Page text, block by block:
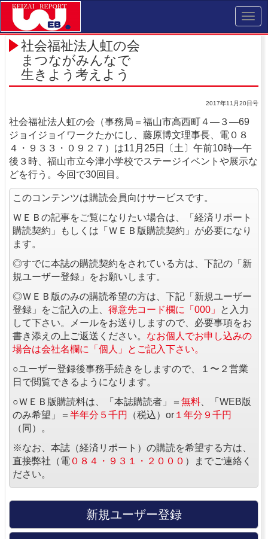
社会福祉法人虹の会
まつながみんなで
生きよう考えよう
2017年11月20日号
社会福祉法人虹の会（事務局＝福山市高西町４―３―69
ジョイジョイワークたかにし、藤原博文理事長、電０８
４・９３３・０９２７）は11月25日〔土〕午前10時―午
後３時、福山市立今津小学校でステージイベントや展示な
どを行う。今回で30回目。
このコンテンツは購読会員向けサービスです。
ＷＥＢの記事をご覧になりたい場合は、「経済リポート
購読契約」もしくは「ＷＥＢ版購読契約」が必要になり
ます。
◎すでに本誌の購読契約をされている方は、下記の「新
規ユーザー登録」をお願いします。
◎ＷＥＢ版のみの購読希望の方は、下記「新規ユーザー
登録」をご記入の上、 得意先コード欄に「000」
と入力
して下さい。メールをお送りしますので、必要事項をお
書き添えの上ご返送ください。 なお個人でお申し込みの
場合は会社名欄に「個人」とご記入下さい。
○ユーザー登録後事務手続きをしますので、１〜２営業
日で閲覧できるようになります。
○ＷＥＢ版購読料は、「本誌購読者」＝ 無料 、「WEB版
のみ希望」＝ 半年分５千円 （税込）or １年分９千円
（同）。
※なお、本誌（経済リポート）の購読を希望する方は、
直接弊社（電 ０８４・９３１・２０００ ）までご連絡く
ださい。
新規ユーザー登録